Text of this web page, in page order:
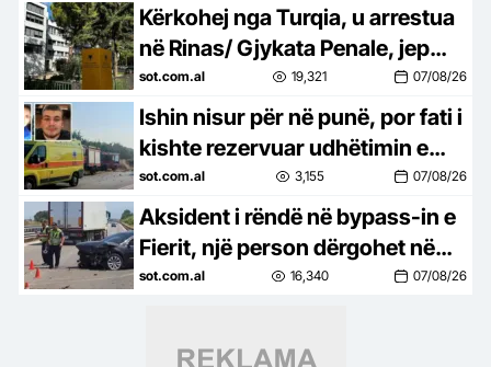
Kërkohej nga Turqia, u arrestua
në Rinas/ Gjykata Penale, jep
vendimin për 32-vjeçaren turke
sot.com.al 19,321 07/08/26
Ishin nisur për në punë, por fati i
kishte rezervuar udhëtimin e
fundit/ Nënë e bir, humbën jetën
në aksident (FOTO)
sot.com.al 3,155 07/08/26
Aksident i rëndë në bypass-in e
Fierit, një person dërgohet në
spital
sot.com.al 16,340 07/08/26